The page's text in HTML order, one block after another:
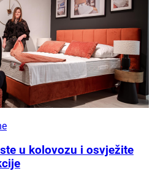
u kolovozu i osvježite